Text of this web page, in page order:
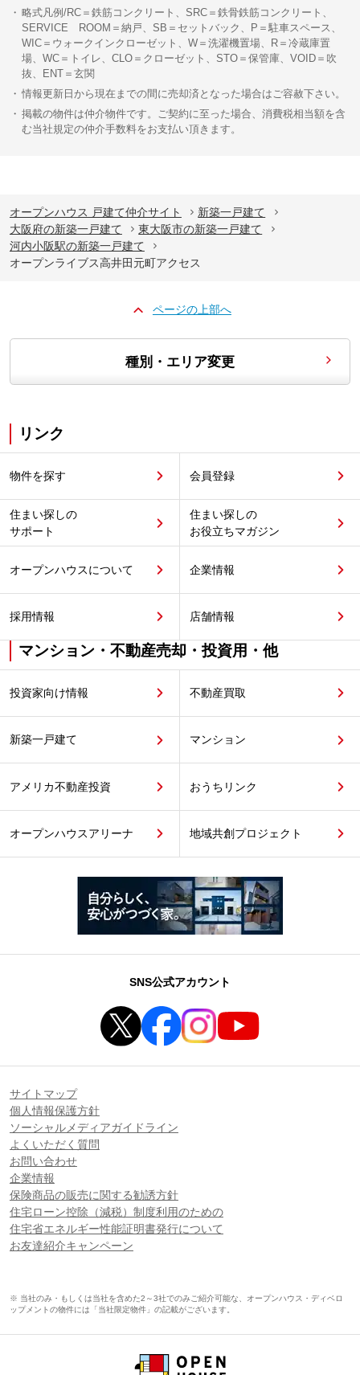
略式凡例/RC＝鉄筋コンクリート、SRC＝鉄骨鉄筋コンクリート、
SERVICE ROOM＝納戸、SB＝セットバック、P＝駐車スペース、
WIC＝ウォークインクローゼット、W＝洗濯機置場、R＝冷蔵庫置
場、WC＝トイレ、CLO＝クローゼット、STO＝保管庫、VOID＝吹
抜、ENT＝玄関
情報更新日から現在までの間に売却済となった場合はご容赦下さい。
掲載の物件は仲介物件です。ご契約に至った場合、消費税相当額を含
む当社規定の仲介手数料をお支払い頂きます。
オープンハウス 戸建て仲介サイト
新築一戸建て
大阪府の新築一戸建て
東大阪市の新築一戸建て
河内小阪駅の新築一戸建て
オープンライブス高井田元町アクセス
ページの上部へ
種別・エリア変更
リンク
物件を探す 会員登録
住まい探しの
サポート
住まい探しの
お役立ちマガジン
オープンハウスについて 企業情報
採用情報 店舗情報
マンション・不動産売却・投資用・他
投資家向け情報 不動産買取
新築一戸建て マンション
アメリカ不動産投資 おうちリンク
オープンハウスアリーナ 地域共創プロジェクト
SNS公式アカウント
サイトマップ
個人情報保護方針
ソーシャルメディアガイドライン
よくいただく質問
お問い合わせ
企業情報
保険商品の販売に関する勧誘方針
住宅ローン控除（減税）制度利用のための
住宅省エネルギー性能証明書発行について
お友達紹介キャンペーン
※ 当社のみ・もしくは当社を含めた2～3社でのみご紹介可能な、オープンハウス・ディベロ
ップメントの物件には「当社限定物件」の記載がございます。